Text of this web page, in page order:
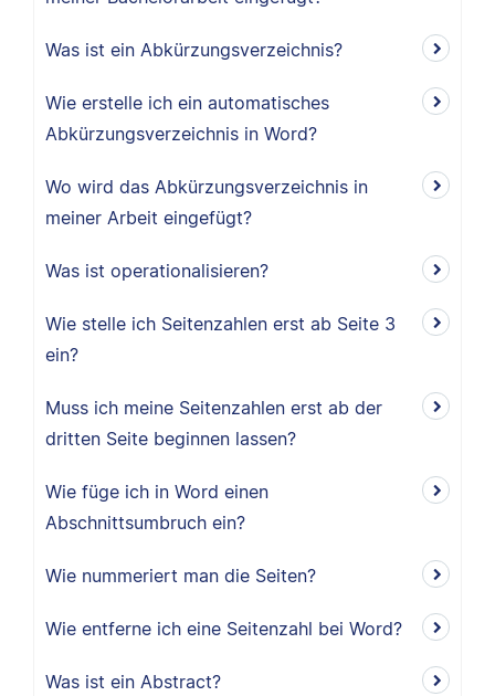
Was ist ein Abkürzungsverzeichnis?
Wie erstelle ich ein automatisches
Abkürzungsverzeichnis in Word?
Wo wird das Abkürzungsverzeichnis in
meiner Arbeit eingefügt?
Was ist operationalisieren?
Wie stelle ich Seitenzahlen erst ab Seite 3
ein?
Muss ich meine Seitenzahlen erst ab der
dritten Seite beginnen lassen?
Wie füge ich in Word einen
Abschnittsumbruch ein?
Wie nummeriert man die Seiten?
Wie entferne ich eine Seitenzahl bei Word?
Was ist ein Abstract?